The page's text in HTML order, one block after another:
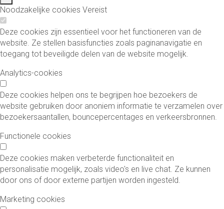
Noodzakelijke cookies Vereist
Deze cookies zijn essentieel voor het functioneren van de
website. Ze stellen basisfuncties zoals paginanavigatie en
toegang tot beveiligde delen van de website mogelijk.
Analytics-cookies
Deze cookies helpen ons te begrijpen hoe bezoekers de
website gebruiken door anoniem informatie te verzamelen over
bezoekersaantallen, bouncepercentages en verkeersbronnen.
Functionele cookies
Deze cookies maken verbeterde functionaliteit en
personalisatie mogelijk, zoals video's en live chat. Ze kunnen
door ons of door externe partijen worden ingesteld.
Marketing cookies